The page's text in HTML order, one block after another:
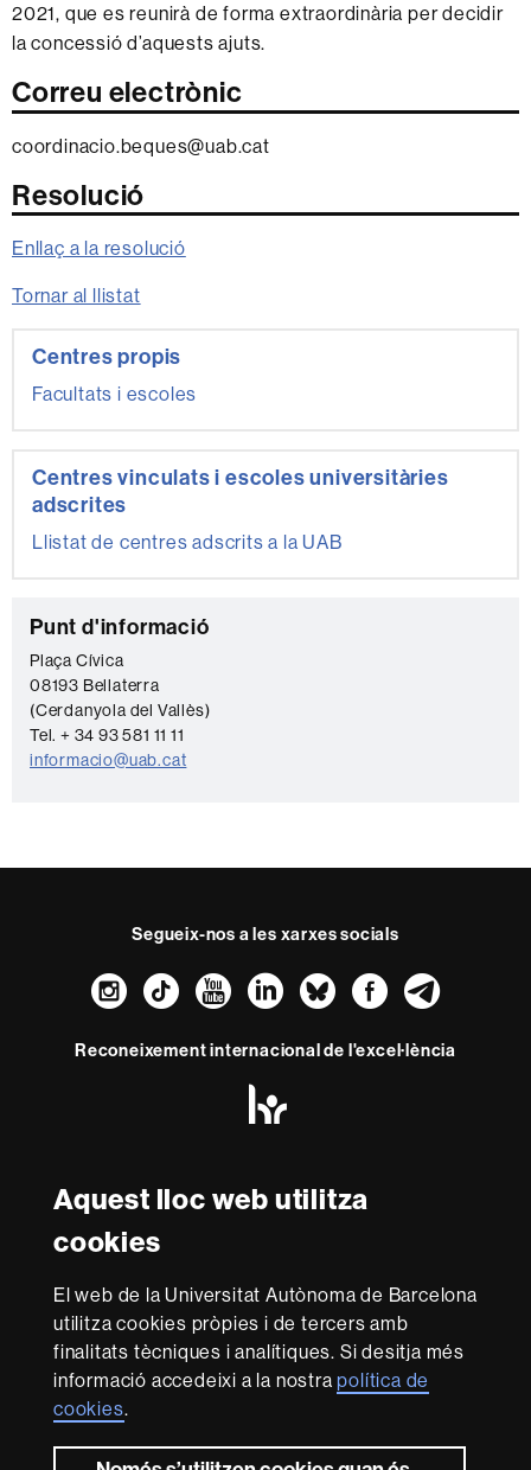
Aquest lloc web utilitza
cookies
El web de la Universitat Autònoma de Barcelona
utilitza cookies pròpies i de tercers amb
finalitats tècniques i analítiques. Si desitja més
informació accedeixi a la nostrapolítica de
cookies.
2021, que es reunirà de forma extraordinària per decidir
la concessió d’aquests ajuts.
Correu electrònic
coordinacio.beques@uab.cat
Resolució
Enllaç a la resolució
Tornar al llistat
Informació
complementària
Centres propis
Facultats i escoles
Centres vinculats i escoles universitàries
adscrites
Llistat de centres adscrits a la UAB
C
o
n
t
a
e
Punt d'informació
Plaça Cívica
08193 Bellaterra
(Cerdanyola del Vallès)
Tel. + 34 93 581 11 11
informacio@uab.cat
Segueix-nos a les xarxes socials
Instagram
TikTokYouTube
LinkedIn
Bluesky
Reconeixement internacional de l'excel·lència
-
Euraxess
Amb el finançament de
Sobre
aquest
web
Avís legal Protecció de dades Sobre el
web
Accessibilitat web Mapa del web UAB
docència de qualitat i excel·lència, diversificada,